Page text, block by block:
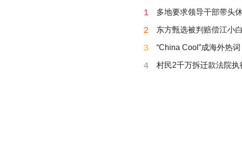
1 多地要求领导干部带头
2 东方甄选被判赔偿江小
3 “China Cool”成海外热词
4 村民2千万拆迁款法院执行